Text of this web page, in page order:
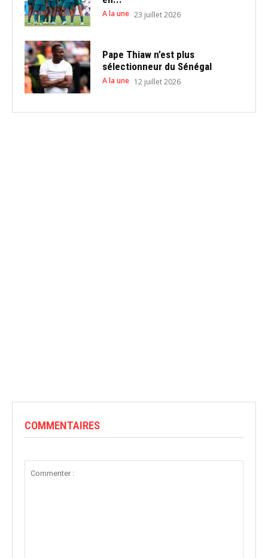
A la une 23 juillet 2026
Pape Thiaw n’est plus
sélectionneur du Sénégal
A la une 12 juillet 2026
COMMENTAIRES